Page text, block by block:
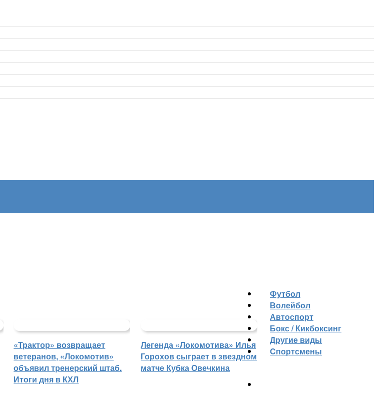
«Трактор» возвращает
ветеранов, «Локомотив»
объявил тренерский штаб.
Итоги дня в КХЛ
Легенда «Локомотива» Илья
Горохов сыграет в звездном
матче Кубка Овечкина
Футбол
Волейбол
Автоспорт
Бокс / Кикбоксинг
Другие виды
Cпортсмены